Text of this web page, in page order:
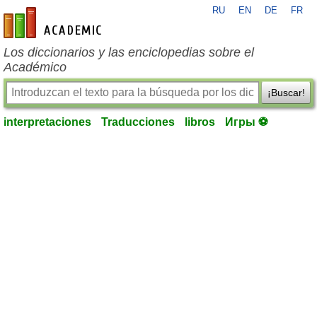
es-academic.com
RU EN DE FR
Los diccionarios y las enciclopedias sobre el
Académico
¡Buscar!
interpretaciones Traducciones libros Игры ⚽